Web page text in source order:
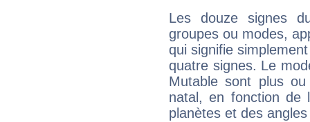
Les douze signes
groupes ou modes,
qui signifie
quatre signes. Le
Mutable sont plus
natal, en fonction de
planètes et des